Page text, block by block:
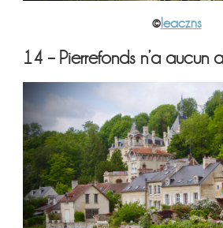
©leaczns
14 – Pierrefonds n’a aucun